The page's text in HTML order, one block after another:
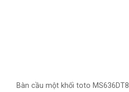
Bàn cầu một khối toto MS636DT8